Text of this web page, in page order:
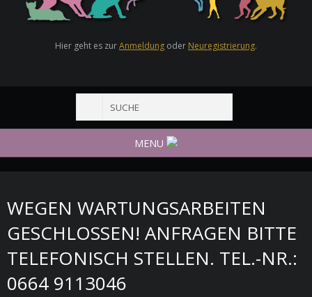
Hier geht es zurAnmeldung oder Neuregistrierung.
MENU
WEGEN WARTUNGSARBEITEN
GESCHLOSSEN! ANFRAGEN BITTE
TELEFONISCH STELLEN. TEL.-NR.:
0664 9113046